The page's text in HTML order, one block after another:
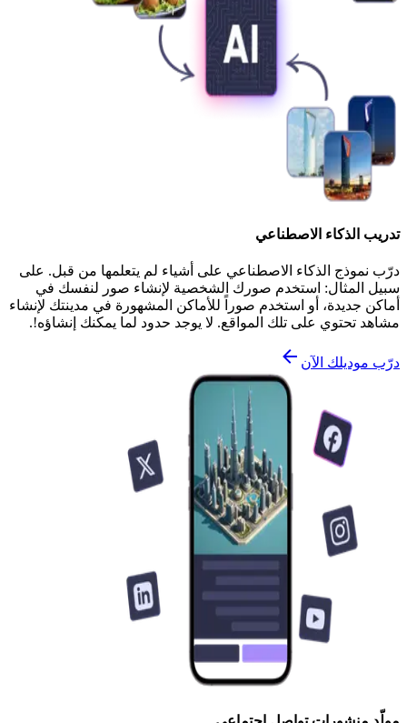
تدريب الذكاء الاصطناعي
درّب نموذج الذكاء الاصطناعي على أشياء لم يتعلمها من قبل. على
سبيل المثال: استخدم صورك الشخصية لإنشاء صور لنفسك في
أماكن جديدة، أو استخدم صوراً للأماكن المشهورة في مدينتك لإنشاء
مشاهد تحتوي على تلك المواقع. لا يوجد حدود لما يمكنك إنشاؤه!.
درّب موديلك الآن